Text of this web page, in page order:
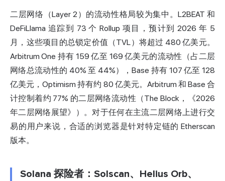
二层网络（Layer 2）的流动性格局较为集中。L2BEAT 和
DeFiLlama 追踪到 73 个 Rollup 项目，预计到 2026 年 5
月，这些项目的总锁定价值（TVL）将超过 480 亿美元。
Arbitrum One 持有 159 亿至 169 亿美元的流动性（占二层
网络总流动性的 40% 至 44%），Base 持有 107 亿至 128
亿美元，Optimism 持有约 80 亿美元。Arbitrum 和 Base 合
计控制着约 77% 的二层网络流动性（The Block，《2026
年二层网络展望》）。对于任何在主流二层网络上进行交
易的用户来说，合适的浏览器是针对特定链的 Etherscan
版本。
Solana 探险者：Solscan、Helius Orb、